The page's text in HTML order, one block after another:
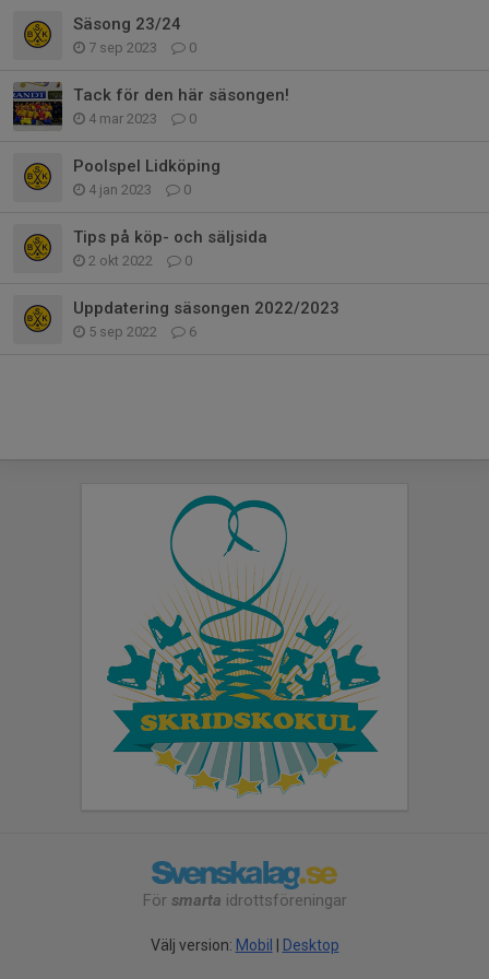
Säsong 23/24
7 sep 2023 0
Tack för den här säsongen!
4 mar 2023 0
Poolspel Lidköping
4 jan 2023 0
Tips på köp- och säljsida
2 okt 2022 0
Uppdatering säsongen 2022/2023
5 sep 2022 6
För smarta idrottsföreningar
Välj version: Mobil Desktop